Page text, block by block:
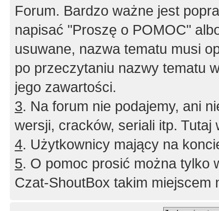
Forum. Bardzo ważne jest
napisać "Proszę o POMOC"
usuwane, nazwa tematu musi
po przeczytaniu nazwy tematu
jego zawartości.
3. Na forum nie podajemy, ani
wersji, cracków, seriali itp. Tutaj
4. Użytkownicy mający na
5. O pomoc prosić można tylko
Czat-ShoutBox takim miejscem